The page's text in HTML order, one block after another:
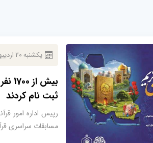
يكشنبه20
ثبت نام کردند
مسابقات سراسری